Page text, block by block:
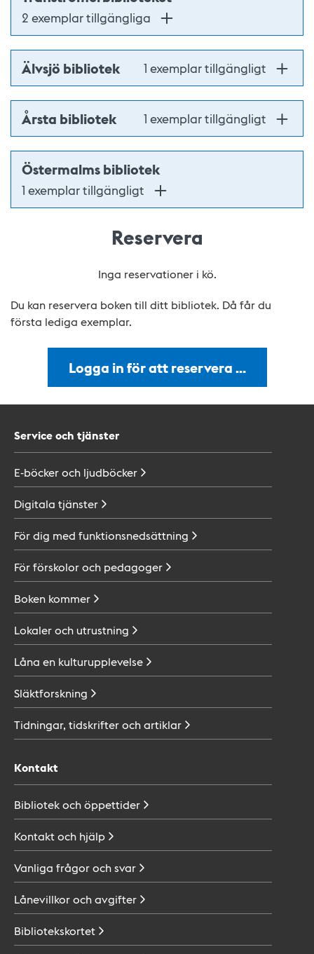
2 exemplar tillgängliga
Älvsjö bibliotek 1 exemplar tillgängligt
Årsta bibliotek 1 exemplar tillgängligt
Östermalms bibliotek
1 exemplar tillgängligt
Reservera
Inga reservationer i kö.
Du kan reservera boken till ditt bibliotek. Då får du
första lediga exemplar.
Logga in för att reservera …
Service och tjänster
E-böcker och ljudböcker
Digitala tjänster
För dig med funktionsnedsättning
För förskolor och pedagoger
Boken kommer
Lokaler och utrustning
Låna en kulturupplevelse
Släktforskning
Tidningar, tidskrifter ochartiklar
Kontakt
Bibliotek ochöppettider
Kontakt och hjälp
Vanliga frågor ochsvar
Lånevillkor ochavgifter
Bibliotekskortet